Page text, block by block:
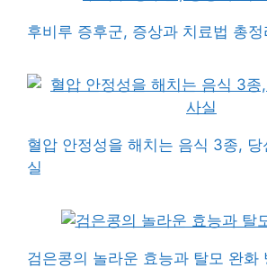
후비루 증후군, 증상과 치료법 총정
혈압 안정성을 해치는 음식 3종,
실
검은콩의 놀라운 효능과 탈모 완화